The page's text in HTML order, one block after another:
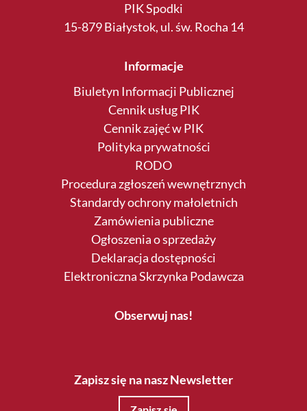
PIK Spodki
15-879 Białystok, ul. św. Rocha 14
Informacje
Biuletyn Informacji Publicznej
Cennik usług PIK
Cennik zajęć w PIK
Polityka prywatności
RODO
Procedura zgłoszeń wewnętrznych
Standardy ochrony małoletnich
Zamówienia publiczne
Ogłoszenia o sprzedaży
Deklaracja dostępności
Elektroniczna Skrzynka Podawcza
Obserwuj nas!
Zapisz się na nasz Newsletter